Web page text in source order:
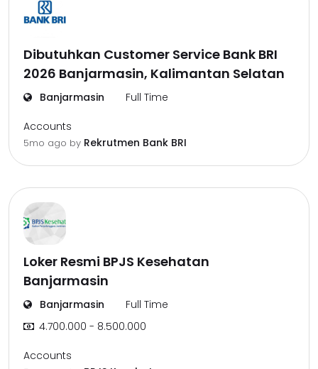
Dibutuhkan Customer Service Bank BRI
2026 Banjarmasin, Kalimantan Selatan
Banjarmasin Full Time
Accounts
5mo ago by Rekrutmen Bank BRI
Loker Resmi BPJS Kesehatan
Banjarmasin
Banjarmasin
Full Time
4.700.000 - 8.500.000
Accounts